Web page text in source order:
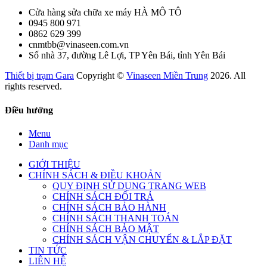
Cửa hàng sửa chữa xe máy HÀ MÔ TÔ
0945 800 971
0862 629 399
cnmtbb@vinaseen.com.vn
Số nhà 37, đường Lê Lợi, TP Yên Bái, tỉnh Yên Bái
Thiết bị trạm Gara Copyright © Vinaseen Miền Trung 2026. All
rights reserved.
Điều hướng
Menu
Danh mục
GIỚI THIỆU
CHÍNH SÁCH & ĐIỀU KHOẢN
QUY ĐỊNH SỬ DỤNG TRANG WEB
CHÍNH SÁCH ĐỔI TRẢ
CHÍNH SÁCH BẢO HÀNH
CHÍNH SÁCH THANH TOÁN
CHÍNH SÁCH BẢO MẬT
CHÍNH SÁCH VẬN CHUYỂN & LẮP ĐẶT
TIN TỨC
LIÊN HỆ